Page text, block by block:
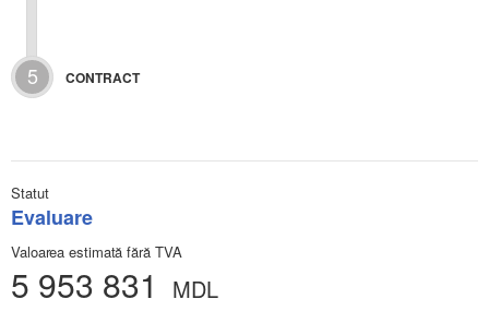
5 CONTRACT
Statut
Evaluare
Valoarea estimată fără TVA
5 953 831 MDL